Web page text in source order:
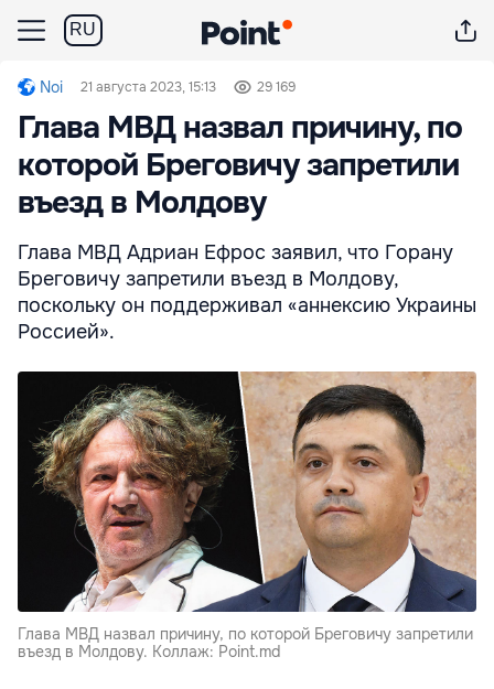
RU
Noi 21 августа 2023, 15:13 29 169
Глава МВД назвал причину, по
которой Бреговичу запретили
въезд в Молдову
Глава МВД Адриан Ефрос заявил, что Горану
Бреговичу запретили въезд в Молдову,
поскольку он поддерживал «аннексию Украины
Россией».
Глава МВД назвал причину, по которой Бреговичу запретили
въезд в Молдову. Коллаж: Point.md